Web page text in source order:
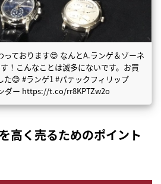
ております😍 なんとA.ランゲ＆ゾーネ
！こんなことは滅多にないです。お買
た😊 #ランゲ1 #パテックフィリップ
ダー https://t.co/rr8KPTZw2o
高く売るためのポイント